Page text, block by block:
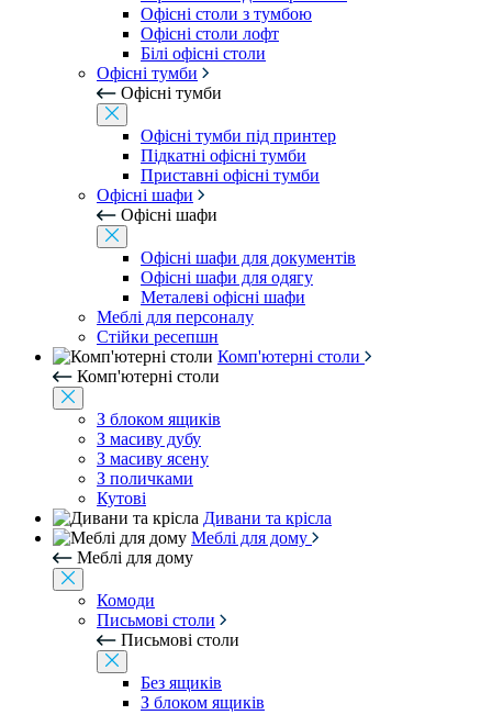
Офісні столи з тумбою
Офісні столи лофт
Білі офісні столи
Офісні тумби
Офісні тумби
Офісні тумби під принтер
Підкатні офісні тумби
Приставні офісні тумби
Офісні шафи
Офісні шафи
Офісні шафи для документів
Офісні шафи для одягу
Металеві офісні шафи
Меблі для персоналу
Стійки ресепшн
Комп'ютерні столи
Комп'ютерні столи
З блоком ящиків
З масиву дубу
З масиву ясену
З поличками
Кутові
Дивани та крісла
Меблі для дому
Меблі для дому
Комоди
Письмові столи
Письмові столи
Без ящиків
З блоком ящиків